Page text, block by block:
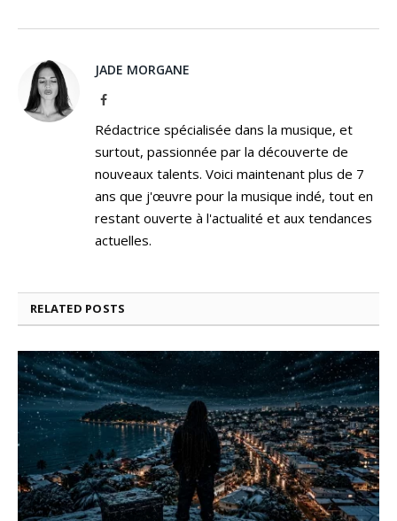
JADE MORGANE
Facebook
Rédactrice spécialisée dans la musique, et
surtout, passionnée par la découverte de
nouveaux talents. Voici maintenant plus de 7
ans que j'œuvre pour la musique indé, tout en
restant ouverte à l'actualité et aux tendances
actuelles.
RELATED POSTS